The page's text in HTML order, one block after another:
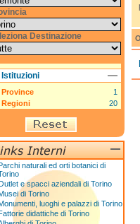
Destinazione
Istituzioni
Province
1
Regioni
20
naturali ed orti botanici di
e spacci aziendali di Torino
di Torino
luoghi e palazzi di Torino
didattiche di Torino